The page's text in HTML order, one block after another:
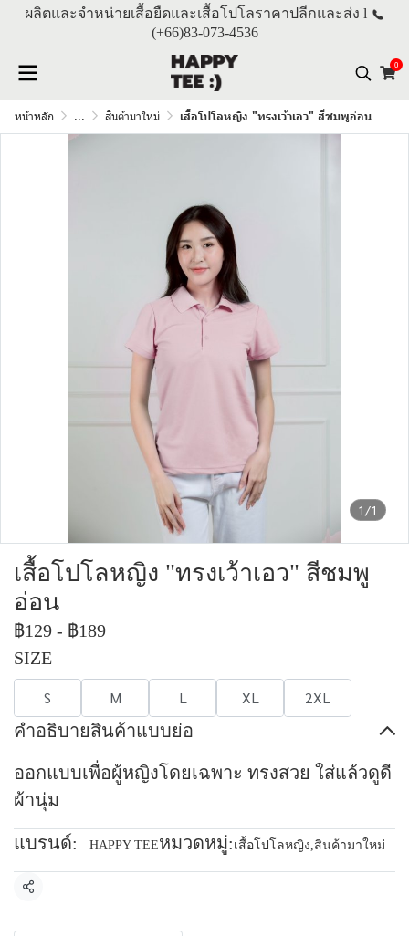
ผลิตและจำหน่ายเสื้อยืดและเสื้อโปโลราคาปลีกและส่ง l
(+66)83-073-4536
0
หน้าหลัก ... สินค้ามาใหม่ เสื้อโปโลหญิง "ทรงเว้าเอว" สีชมพูอ่อน
1/1
เสื้อโปโลหญิง "ทรงเว้าเอว" สีชมพู
อ่อน
฿129 - ฿189
SIZE
S M L XL 2XL
คำอธิบายสินค้าแบบย่อ
ออกแบบเพื่อผู้หญิงโดยเฉพาะ ทรงสวย ใส่แล้วดูดี
ผ้านุ่ม
แบรนด์: HAPPY TEEหมวดหมู่: เสื้อโปโลหญิง,สินค้ามาใหม่
แชร์